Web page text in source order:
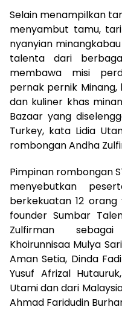
Selain menampilkan
menyambut tamu,
nyanyian
talenta dari
membawa misi
pernak pernik Minang,
dan kuliner khas
Bazaar yang
Turkey, kata Lidia
rombongan Andha
Pimpinan rombongan
menyebutkan
berkekuatan 12
founder Sumbar
Zulfirman
Khoirunnisaa Mulya
Aman Setia, Dinda
Yusuf Afrizal
Utami dan dari
Ahmad Faridudin